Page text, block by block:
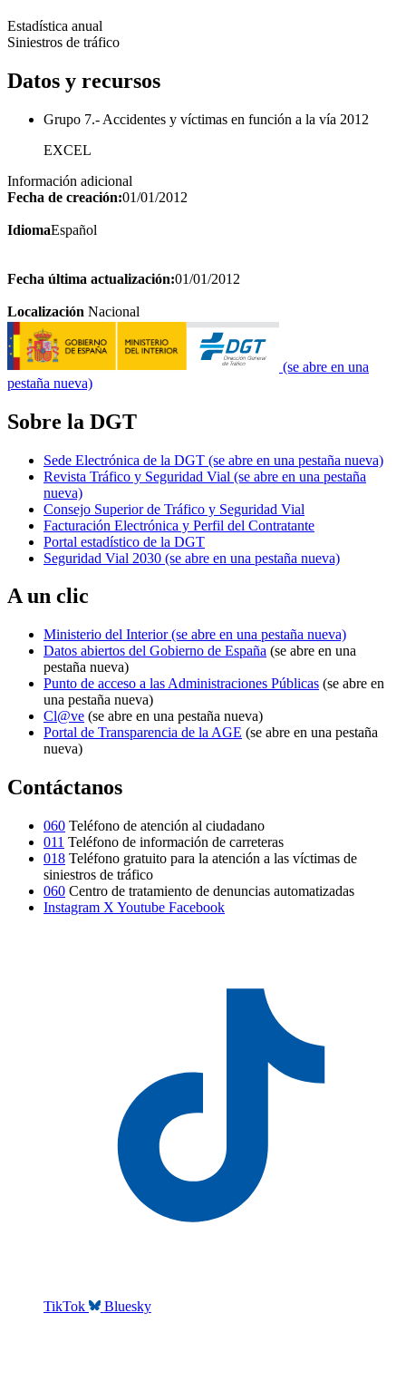
Estadística anual
Siniestros de tráfico
Datos y recursos
Grupo 7.- Accidentes y víctimas en función a la vía 2012
EXCEL
Información adicional
Fecha de creación:01/01/2012
IdiomaEspañol
Fecha última actualización:01/01/2012
Localización Nacional
(se abre en una
pestaña nueva)
Sobre la DGT
Sede Electrónica de la DGT (se abre en una pestaña nueva)
Revista Tráfico y Seguridad Vial (se abre en una pestaña
nueva)
Consejo Superior de Tráfico y Seguridad Vial
Facturación Electrónica y Perfil del Contratante
Portal estadístico de la DGT
Seguridad Vial 2030 (se abre en una pestaña nueva)
A un clic
Ministerio del Interior(se abre en una pestaña nueva)
Datos abiertos del Gobierno de España (se abre en una
pestaña nueva)
Punto de acceso a las Administraciones Públicas (se abre en
una pestaña nueva)
Cl@ve (se abre en una pestaña nueva)
Portal de Transparencia de la AGE (se abre en una pestaña
nueva)
Contáctanos
060 Teléfono de atención al ciudadano
011 Teléfono de información de carreteras
018 Teléfono gratuito para la atención a las víctimas de
siniestros de tráfico
060 Centro de tratamiento de denuncias automatizadas
Instagram X Youtube Facebook
TikTok Bluesky